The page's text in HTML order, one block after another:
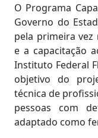
O Programa
Governo do
pela primeira vez
e a capacitação
Instituto Federal
objetivo do
técnica de
pessoas com
adaptado como